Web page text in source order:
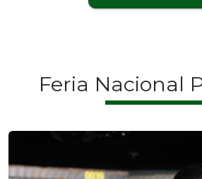
Feria Nacional